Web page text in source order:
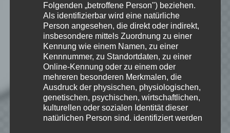
Benachrichtige mich über neue
Beiträge via E-Mail.
EmKa
Ich bin leidenschaftlicher
Gamer und schaue mir
eigentlich alles Neue an.
Jedes Spiel hat seine faire
Chance. Ich freue mich immer wenn ich
Folgenden „betroffene Person") beziehen.
Als identifizierbar wird eine natürliche
Person angesehen, die direkt oder indirekt,
insbesondere mittels Zuordnung zu einer
Kennung wie einem Namen, zu einer
Kennnummer, zu Standortdaten, zu einer
Online-Kennung oder zu einem oder
mehreren besonderen Merkmalen, die
Ausdruck der physischen, physiologischen,
genetischen, psychischen, wirtschaftlichen,
kulturellen oder sozialen Identität dieser
natürlichen Person sind, identifiziert werden